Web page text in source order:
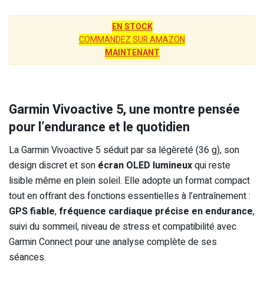
EN STOCK
COMMANDEZ SUR AMAZON
MAINTENANT
Garmin Vivoactive 5, une montre pensée
pour l’endurance et le quotidien
La Garmin Vivoactive 5 séduit par sa légèreté (36 g), son
design discret et son écran OLED lumineuxqui reste
lisible même en plein soleil. Elle adopte un format compact
tout en offrant des fonctions essentielles à l’entraînement :
GPS fiable, fréquence cardiaque précise en endurance,
suivi du sommeil, niveau de stress et compatibilité avec
Garmin Connect pour une analyse complète de ses
séances.